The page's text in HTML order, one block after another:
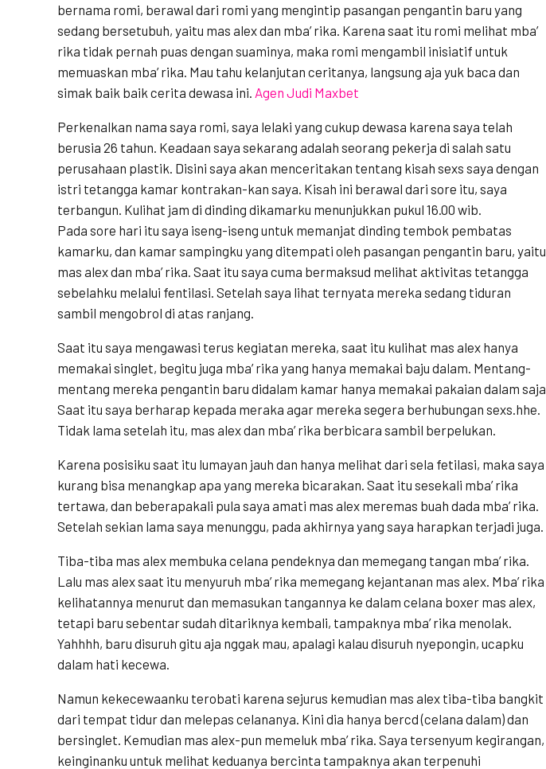
bernama romi, berawal dari romi yang mengintip pasangan pengantin baru yang
sedang bersetubuh, yaitu mas alex dan mba’ rika. Karena saat itu romi melihat mba’
rika tidak pernah puas dengan suaminya, maka romi mengambil inisiatif untuk
memuaskan mba’ rika. Mau tahu kelanjutan ceritanya, langsung aja yuk baca dan
simak baik baik cerita dewasa ini. Agen Judi Maxbet
Perkenalkan nama saya romi, saya lelaki yang cukup dewasa karena saya telah
berusia 26 tahun. Keadaan saya sekarang adalah seorang pekerja di salah satu
perusahaan plastik. Disini saya akan menceritakan tentang kisah sexs saya dengan
istri tetangga kamar kontrakan-kan saya. Kisah ini berawal dari sore itu, saya
terbangun. Kulihat jam di dinding dikamarku menunjukkan pukul 16.00 wib.
Pada sore hari itu saya iseng-iseng untuk memanjat dinding tembok pembatas
kamarku, dan kamar sampingku yang ditempati oleh pasangan pengantin baru, yaitu
mas alex dan mba’ rika. Saat itu saya cuma bermaksud melihat aktivitas tetangga
sebelahku melalui fentilasi. Setelah saya lihat ternyata mereka sedang tiduran
sambil mengobrol di atas ranjang.
Saat itu saya mengawasi terus kegiatan mereka, saat itu kulihat mas alex hanya
memakai singlet, begitu juga mba’ rika yang hanya memakai baju dalam. Mentang-
mentang mereka pengantin baru didalam kamar hanya memakai pakaian dalam saja.
Saat itu saya berharap kepada meraka agar mereka segera berhubungan sexs.hhe.
Tidak lama setelah itu, mas alex dan mba’ rika berbicara sambil berpelukan.
Karena posisiku saat itu lumayan jauh dan hanya melihat dari sela fetilasi, maka saya
kurang bisa menangkap apa yang mereka bicarakan. Saat itu sesekali mba’ rika
tertawa, dan beberapakali pula saya amati mas alex meremas buah dada mba’ rika.
Setelah sekian lama saya menunggu, pada akhirnya yang saya harapkan terjadi juga.
Tiba-tiba mas alex membuka celana pendeknya dan memegang tangan mba’ rika.
Lalu mas alex saat itu menyuruh mba’ rika memegang kejantanan mas alex. Mba’ rika
kelihatannya menurut dan memasukan tangannya ke dalam celana boxer mas alex,
tetapi baru sebentar sudah ditariknya kembali, tampaknya mba’ rika menolak.
Yahhhh, baru disuruh gitu aja nggak mau, apalagi kalau disuruh nyepongin, ucapku
dalam hati kecewa.
Namun kekecewaanku terobati karena sejurus kemudian mas alex tiba-tiba bangkit
dari tempat tidur dan melepas celananya. Kini dia hanya bercd (celana dalam) dan
bersinglet. Kemudian mas alex-pun memeluk mba’ rika. Saya tersenyum kegirangan,
keinginanku untuk melihat keduanya bercinta tampaknya akan terpenuhi